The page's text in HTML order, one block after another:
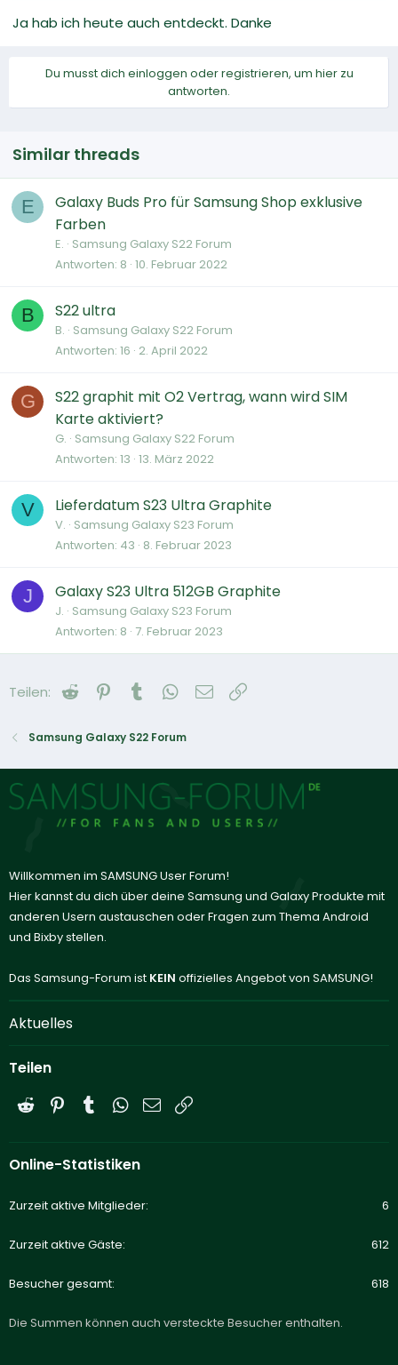
Ja hab ich heute auch entdeckt. Danke
Du musst dich einloggen oder registrieren, um hier zu
antworten.
Similar threads
E
Galaxy Buds Pro für Samsung Shop exklusive
Farben
E. Samsung Galaxy S22 Forum
Antworten 8 10. Februar 2022
B S22 ultra
B. Samsung Galaxy S22 Forum
Antworten 16 2. April 2022
G
S22 graphit mit O2 Vertrag, wann wird SIM
Karte aktiviert?
G. Samsung Galaxy S22 Forum
Antworten 13 13. März 2022
V Lieferdatum S23 Ultra Graphite
V. Samsung Galaxy S23 Forum
Antworten 43 8. Februar 2023
J Galaxy S23 Ultra 512GB Graphite
J. Samsung Galaxy S23 Forum
Antworten 8 7. Februar 2023
Teilen: Reddit Pinterest
Tumblr WhatsApp
E-Mail
Samsung Galaxy S22 Forum
Willkommen im SAMSUNG User Forum!
Hier kannst du dich über deine Samsung und Galaxy Produkte mit
anderen Usern austauschen oder Fragen zum Thema Android
und Bixby stellen.
Das Samsung-Forum ist KEIN offizielles Angebot von SAMSUNG!
Aktuelles
Teilen
Reddit PinterestTumblrWhatsApp
E-Mail
Online-Statistiken
Zurzeit aktive Mitglieder 6
Zurzeit aktive Gäste 612
Besucher gesamt 618
Die Summen können auch versteckte Besucher enthalten.